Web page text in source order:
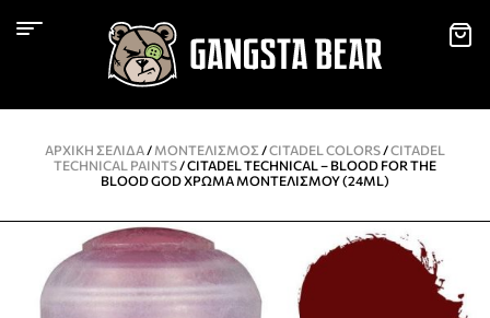
ΑΡΧΙΚΉ ΣΕΛΊΔΑ/ ΜΟΝΤΕΛΙΣΜΌΣ /CITADEL COLORS/CITADEL
TECHNICAL PAINTS/ CITADEL TECHNICAL – BLOOD FOR THE
BLOOD GOD ΧΡΏΜΑ ΜΟΝΤΕΛΙΣΜΟΎ (24ML)